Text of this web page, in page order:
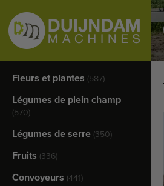
Fleurs et plantes (587)
Légumes de plein champ
(570)
Légumes de serre (350)
Fruits (336)
Convoyeurs (441)